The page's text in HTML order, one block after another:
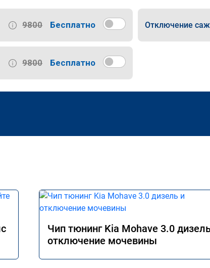
9800 Бесплатно Отключение
9800 Бесплатно
Чип тюнинг Kia Mohave 3.0
отключение мочевины